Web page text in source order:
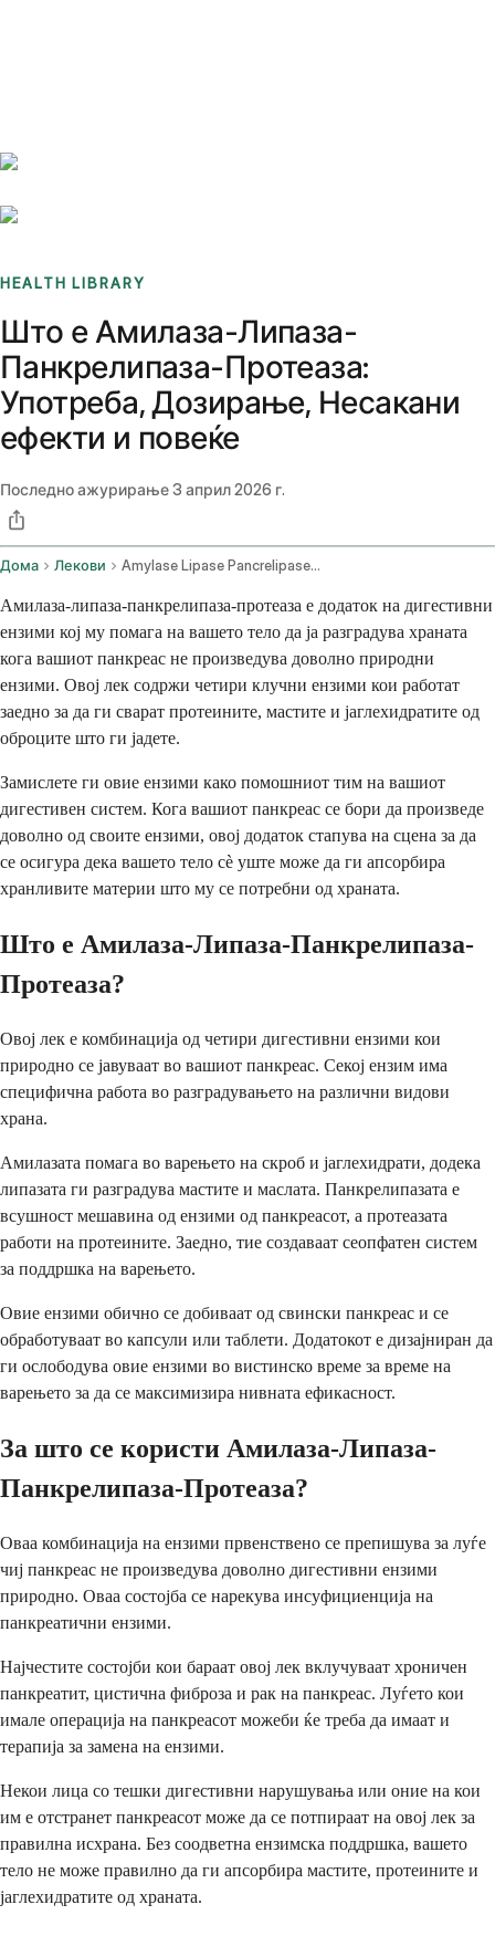
HEALTH LIBRARY
Што е Амилаза-Липаза-
Панкрелипаза-Протеаза:
Употреба, Дозирање, Несакани
ефекти и повеќе
Последно ажурирање3 април 2026 г.
Дома Лекови Amylase Lipase Pancrelipase Protease Oral Route
Амилаза-липаза-панкрелипаза-протеаза е додаток на дигестивни
ензими кој му помага на вашето тело да ја разградува храната
кога вашиот панкреас не произведува доволно природни
ензими. Овој лек содржи четири клучни ензими кои работат
заедно за да ги сварат протеините, мастите и јаглехидратите од
оброците што ги јадете.
Замислете ги овие ензими како помошниот тим на вашиот
дигестивен систем. Кога вашиот панкреас се бори да произведе
доволно од своите ензими, овој додаток стапува на сцена за да
се осигура дека вашето тело сè уште може да ги апсорбира
хранливите материи што му се потребни од храната.
Што е Амилаза-Липаза-Панкрелипаза-
Протеаза?
Овој лек е комбинација од четири дигестивни ензими кои
природно се јавуваат во вашиот панкреас. Секој ензим има
специфична работа во разградувањето на различни видови
храна.
Амилазата помага во варењето на скроб и јаглехидрати, додека
липазата ги разградува мастите и маслата. Панкрелипазата е
всушност мешавина од ензими од панкреасот, а протеазата
работи на протеините. Заедно, тие создаваат сеопфатен систем
за поддршка на варењето.
Овие ензими обично се добиваат од свински панкреас и се
обработуваат во капсули или таблети. Додатокот е дизајниран да
ги ослободува овие ензими во вистинско време за време на
варењето за да се максимизира нивната ефикасност.
За што се користи Амилаза-Липаза-
Панкрелипаза-Протеаза?
Оваа комбинација на ензими првенствено се препишува за луѓе
чиј панкреас не произведува доволно дигестивни ензими
природно. Оваа состојба се нарекува инсуфициенција на
панкреатични ензими.
Најчестите состојби кои бараат овој лек вклучуваат хроничен
панкреатит, цистична фиброза и рак на панкреас. Луѓето кои
имале операција на панкреасот можеби ќе треба да имаат и
терапија за замена на ензими.
Некои лица со тешки дигестивни нарушувања или оние на кои
им е отстранет панкреасот може да се потпираат на овој лек за
правилна исхрана. Без соодветна ензимска поддршка, вашето
тело не може правилно да ги апсорбира мастите, протеините и
јаглехидратите од храната.